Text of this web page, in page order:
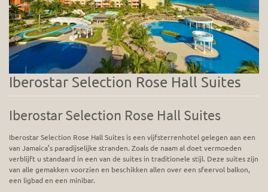
Iberostar Selection Rose Hall Suites
Iberostar Selection Rose Hall Suites
Iberostar Selection Rose Hall Suites is een vijfsterrenhotel gelegen aan een
van Jamaica’s paradijselijke stranden. Zoals de naam al doet vermoeden
verblijft u standaard in een van de suites in traditionele stijl. Deze suites zijn
van alle gemakken voorzien en beschikken allen over een sfeervol balkon,
een ligbad en een minibar.